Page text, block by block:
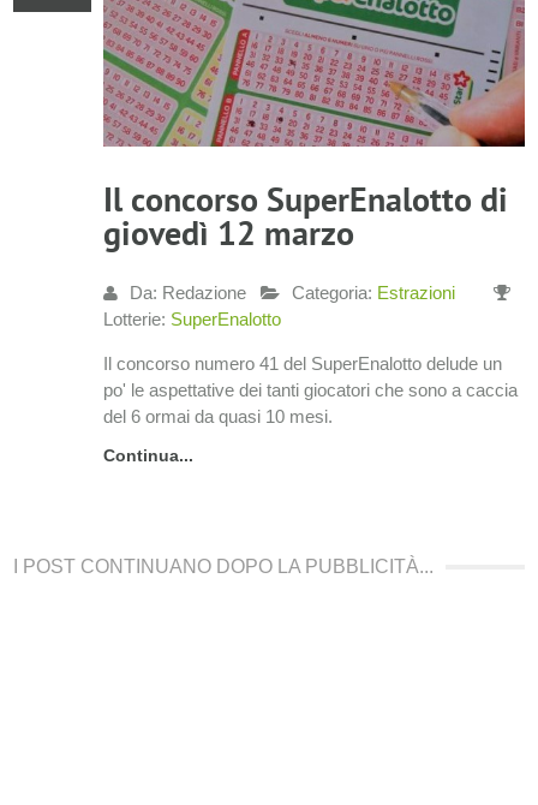
Il concorso SuperEnalotto di
giovedì 12 marzo
Da: Redazione Categoria: Estrazioni
Lotterie: SuperEnalotto
Il concorso numero 41 del SuperEnalotto delude un
po' le aspettative dei tanti giocatori che sono a caccia
del 6 ormai da quasi 10 mesi.
Continua...
I POST CONTINUANO DOPO LA PUBBLICITÀ...